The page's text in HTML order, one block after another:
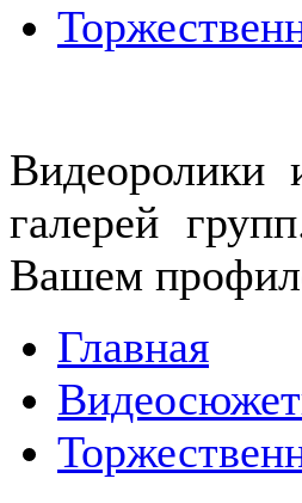
Видеоролики
галерей
Вашем
Главная